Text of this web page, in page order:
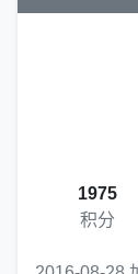
1975
积分